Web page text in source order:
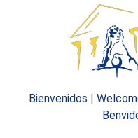
Bienvenidos |